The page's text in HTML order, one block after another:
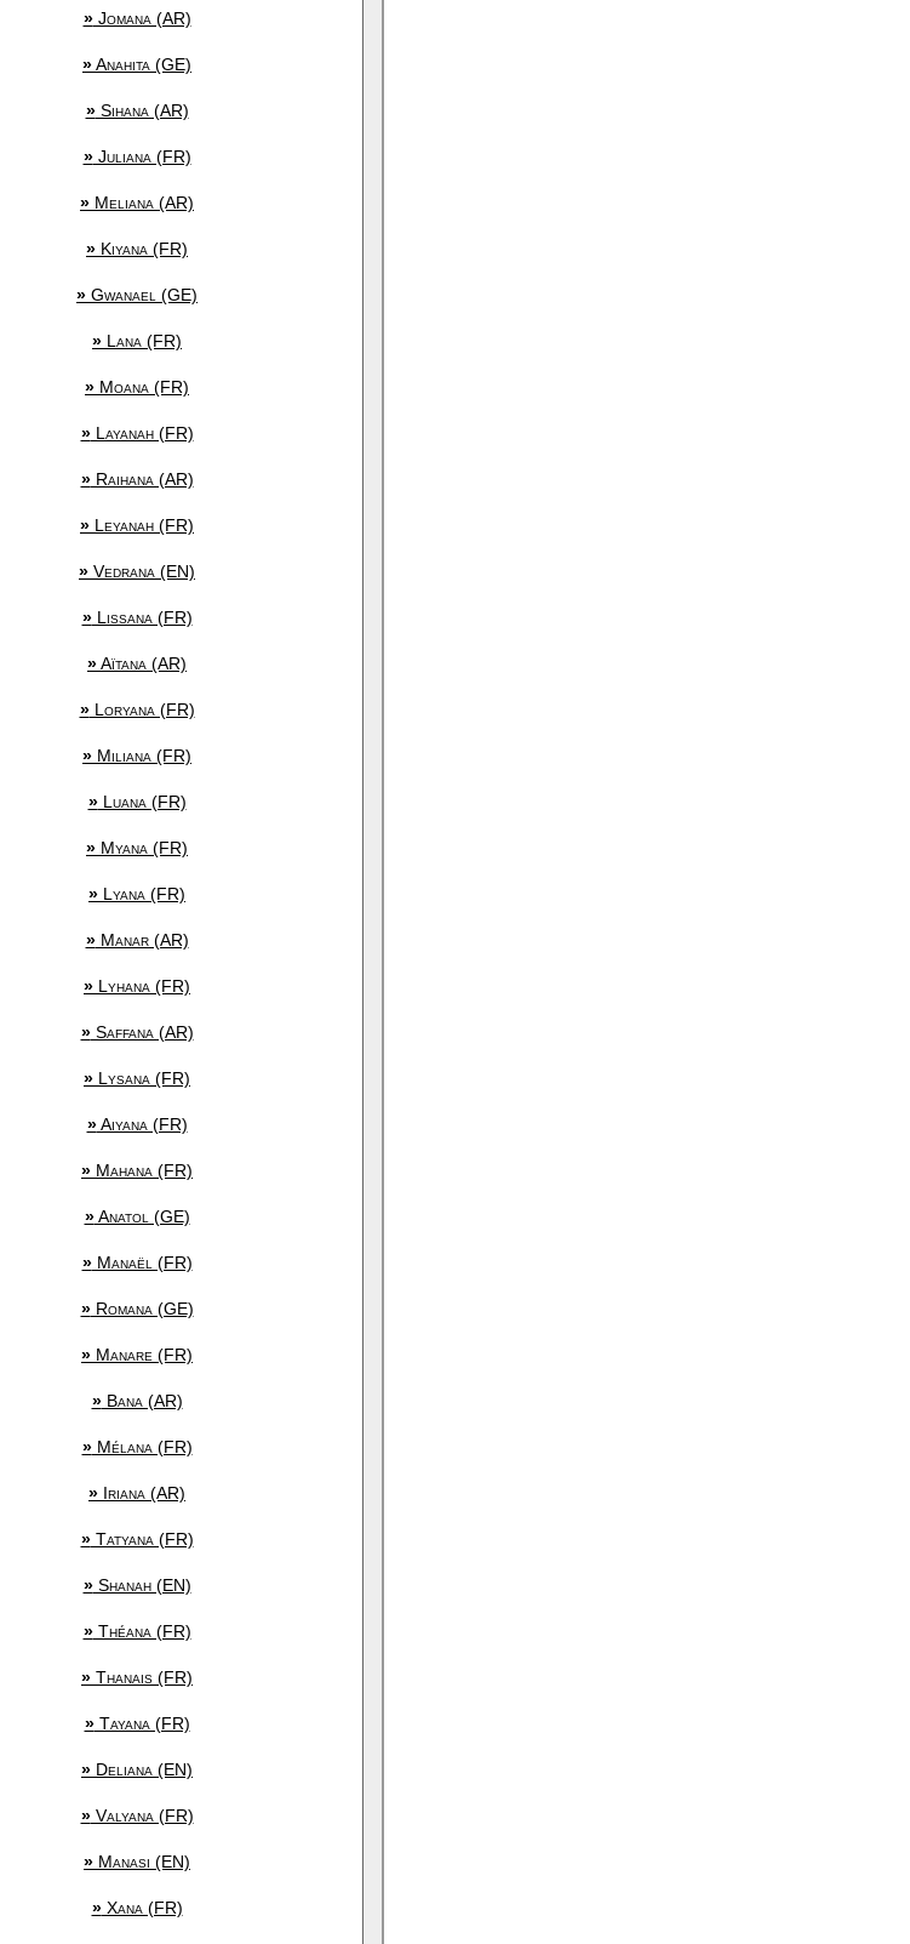
»Jomana (AR)
»Anahita (GE)
»Sihana (AR)
»Juliana (FR)
» Meliana (AR)
» Kiyana (FR)
» Gwanael (GE)
» Lana (FR)
» Moana (FR)
»Layanah (FR)
»Raihana (AR)
» Leyanah (FR)
» Vedrana (EN)
»Lissana (FR)
»Aïtana (AR)
»Loryana (FR)
» Miliana (FR)
»Luana (FR)
» Myana (FR)
» Lyana (FR)
»Manar (AR)
» Lyhana (FR)
»Saffana (AR)
» Lysana (FR)
»Aiyana (FR)
» Mahana (FR)
»Anatol (GE)
»Manaël (FR)
»Romana (GE)
» Manare (FR)
»Bana (AR)
»Mélana (FR)
» Iriana (AR)
»Tatyana (FR)
»Shanah (EN)
»Théana (FR)
» Thanais (FR)
»Tayana (FR)
» Deliana (EN)
»Valyana (FR)
» Manasi (EN)
»Xana (FR)